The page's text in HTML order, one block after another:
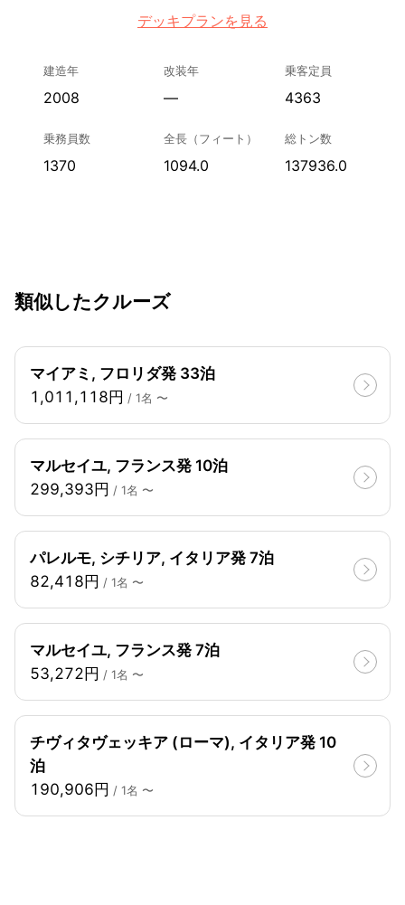
デッキプランを見る
建造年
2008
改装年
—
乗客定員
4363
乗務員数
1370
全長（フィート）
1094.0
総トン数
137936.0
類似したクルーズ
マイアミ, フロリダ発 33泊
1,011,118円 / 1名 〜
マルセイユ, フランス発 10泊
299,393円 / 1名 〜
パレルモ, シチリア, イタリア発 7泊
82,418円 / 1名 〜
マルセイユ, フランス発 7泊
53,272円 / 1名 〜
チヴィタヴェッキア (ローマ), イタリア発 10
泊
190,906円 / 1名 〜